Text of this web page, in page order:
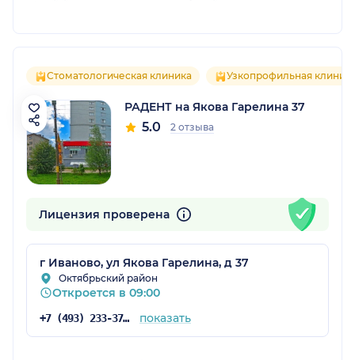
Стоматологическая клиника Узкопрофильная
РАДЕНТ на Якова Гарелина 37
5.0 2 отзыва
Лицензия проверена
г Иваново, ул Якова Гарелина, д 37
Октябрьский район
Откроется в 09:00
+7 (493) 233-37-00 показать